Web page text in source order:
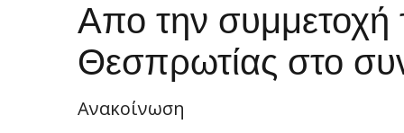
Απο την συμμετοχή
Θεσπρωτίας στο
Ανακοίνωση